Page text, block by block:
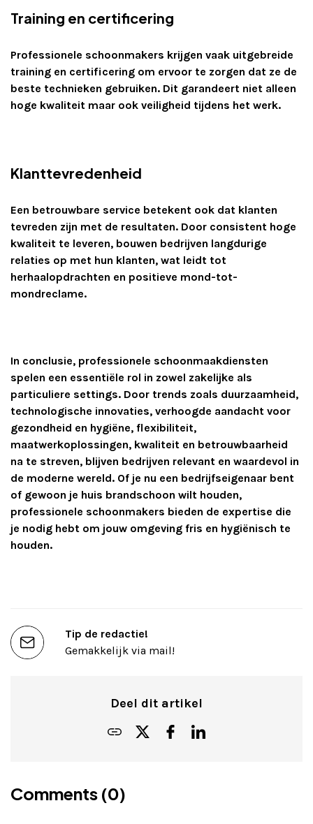
Training en certificering
Professionele schoonmakers krijgen vaak uitgebreide
training en certificering om ervoor te zorgen dat ze de
beste technieken gebruiken. Dit garandeert niet alleen
hoge kwaliteit maar ook veiligheid tijdens het werk.
Klanttevredenheid
Een betrouwbare service betekent ook dat klanten
tevreden zijn met de resultaten. Door consistent hoge
kwaliteit te leveren, bouwen bedrijven langdurige
relaties op met hun klanten, wat leidt tot
herhaalopdrachten en positieve mond-tot-
mondreclame.
In conclusie, professionele schoonmaakdiensten
spelen een essentiële rol in zowel zakelijke als
particuliere settings. Door trends zoals duurzaamheid,
technologische innovaties, verhoogde aandacht voor
gezondheid en hygiëne, flexibiliteit,
maatwerkoplossingen, kwaliteit en betrouwbaarheid
na te streven, blijven bedrijven relevant en waardevol in
de moderne wereld. Of je nu een bedrijfseigenaar bent
of gewoon je huis brandschoon wilt houden,
professionele schoonmakers bieden de expertise die
je nodig hebt om jouw omgeving fris en hygiënisch te
houden.
Tip de redactie!
Gemakkelijk via mail!
Deel dit artikel
Comments (0)